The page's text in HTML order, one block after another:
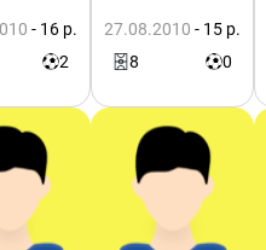
- 16 р.
2
27.08.2010 - 15 р.
8
0